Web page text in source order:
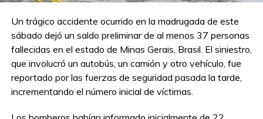
Un trágico accidente ocurrido en la madrugada de este
sábado dejó un saldo preliminar de al menos 37 personas
fallecidas en el estado de Minas Gerais, Brasil. El siniestro,
que involucró un autobús, un camión y otro vehículo, fue
reportado por las fuerzas de seguridad pasada la tarde,
incrementando el número inicial de víctimas.